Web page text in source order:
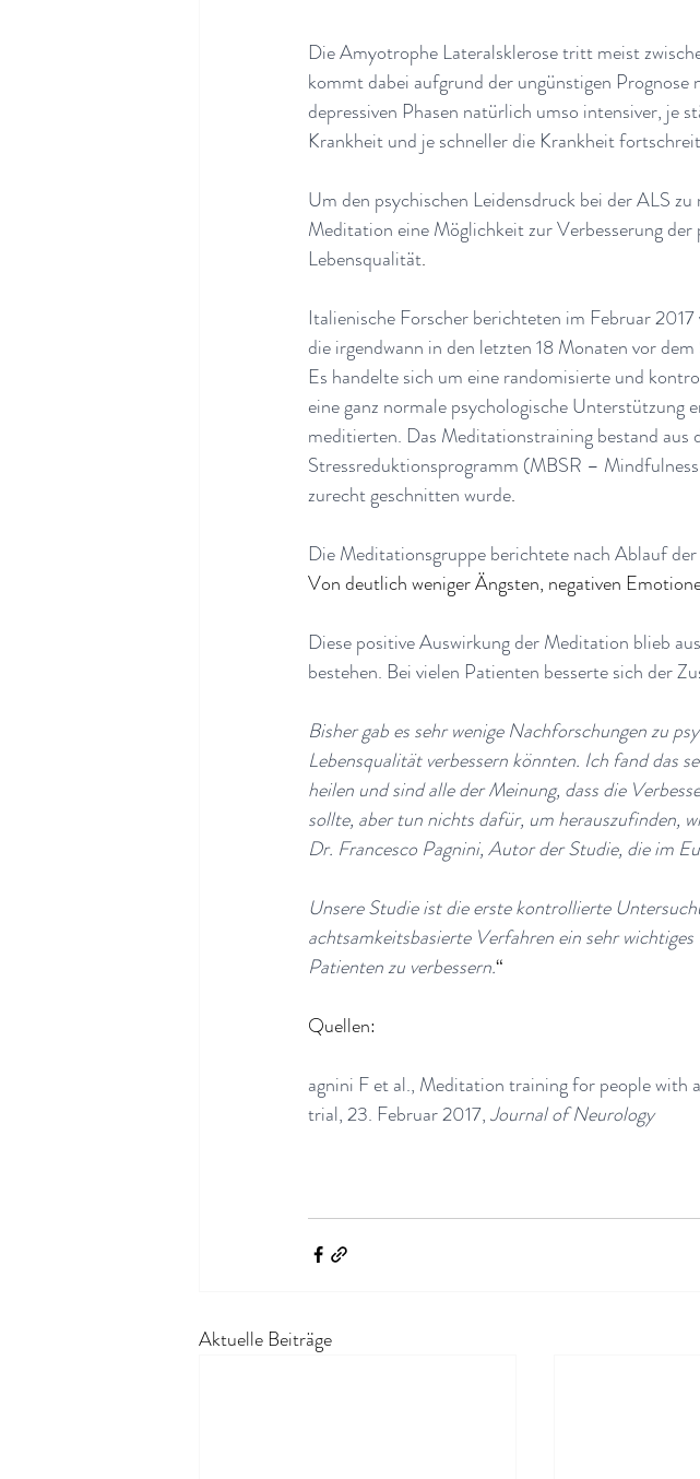
Die Amyotrophe Lateralsklerose tritt meist
kommt dabei aufgrund der ungünstigen
depressiven Phasen natürlich umso intensiver, je
Krankheit und je schneller die Krankheit
Um den psychischen Leidensdruck bei der ALS
Meditation eine Möglichkeit zur Verbesserung
Lebensqualität.
Italienische Forscher berichteten im Februar
die irgendwann in den letzten 18 Monaten vor
Es handelte sich um eine randomisierte und
eine ganz normale psychologische Unterstützung
meditierten. Das Meditationstraining bestand aus
Stressreduktionsprogramm (MBSR –
zurecht geschnitten wurde.
Die Meditationsgruppe berichtete nach Ablauf
Von deutlich weniger Ängsten, negativen
Diese positive Auswirkung der Meditation blieb
bestehen. Bei vielen Patienten besserte sich der
Bisher gab es sehr wenige Nachforschungen zu
Lebensqualität verbessern könnten. Ich fand das
heilen und sind alle der Meinung, dass die
sollte, aber tun nichts dafür, um herauszufinden,
Dr. Francesco Pagnini, Autor der Studie, die im
Unsere Studie ist die erste kontrollierte
achtsamkeitsbasierte Verfahren ein sehr
Patienten zu verbessern.“
Quellen:
agnini F et al., Meditation training for people with
trial, 23. Februar 2017, Journal of Neurology
Aktuelle Beiträge